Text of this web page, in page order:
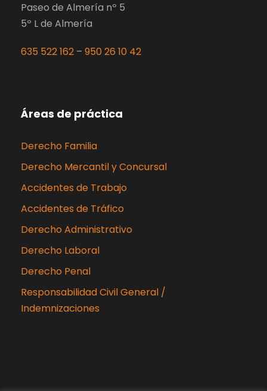
Paseo de Almería nº 5
5º L de Almería
635 522 162 – 950 26 10 42
Áreas de práctica
Derecho Familia
Derecho Mercantil y Concursal
Accidentes de Trabajo
Accidentes de Tráfico
Derecho Administrativo
Derecho Laboral
Derecho Penal
Responsabilidad Civil General /
Indemnizaciones